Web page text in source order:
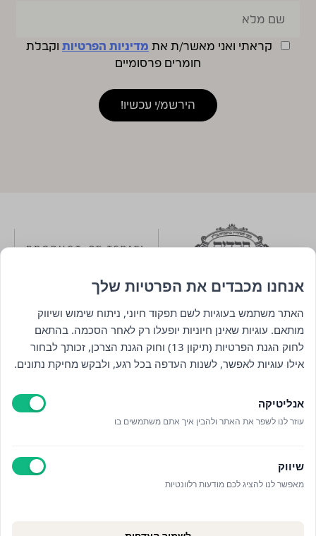
קראתי ואני מאשר/ת את מדיניות הפרטיות וקבלת
חומרים פרסומיים
ניווט
כללי
אנחנו מכבדים את הפרטיות שלך
האתר משתמש בעוגיות לשם תפקוד חיוני, ניתוח שימוש ושיווק
מותאם. עוגיות שאינן חיוניות יופעלו רק לאחר הסכמה. בהתאם
לחוק הגנת הפרטיות (תיקון 13) וחוק הגנת הצרכן, זכותך לבחור
אילו עוגיות לאפשר, לשנות העדפה בכל רגע, ולבקש מחיקת נתונים.
אנליטיקה
עוזר לנו לשפר את האתר ולהבין איך אתם משתמשים בו
שיווק
מאפשר לנו להציג לכם מודעות רלוונטיות